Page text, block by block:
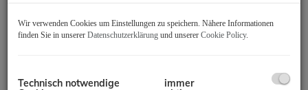
historische Stadthaus zum Verkauf. Die ersten
Aufzeichnungen der Liegenschaft reichen bis in das Jahr
Jahrhunderten wurde das Gebäude laufend adaptiert und
Wir verwenden Cookies um Einstellungen zu speichern. Nähere Informationen
finden Sie in unserer Datenschutzerklärung und unserer Cookie Policy.
Technisch notwendige
immer